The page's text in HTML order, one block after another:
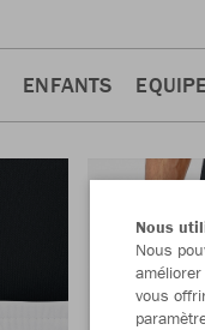
ENFANTS
Nous
Nous
vous